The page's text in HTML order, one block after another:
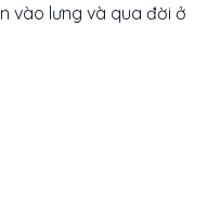
vào lưng và qua đời ở